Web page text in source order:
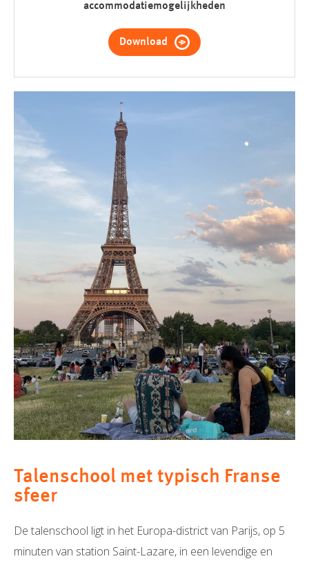
accommodatiemogelijkheden
Download
Talenschool met typisch Franse
sfeer
De talenschool ligt in het Europa-district van Parijs, op 5
minuten van station Saint-Lazare, in een levendige en